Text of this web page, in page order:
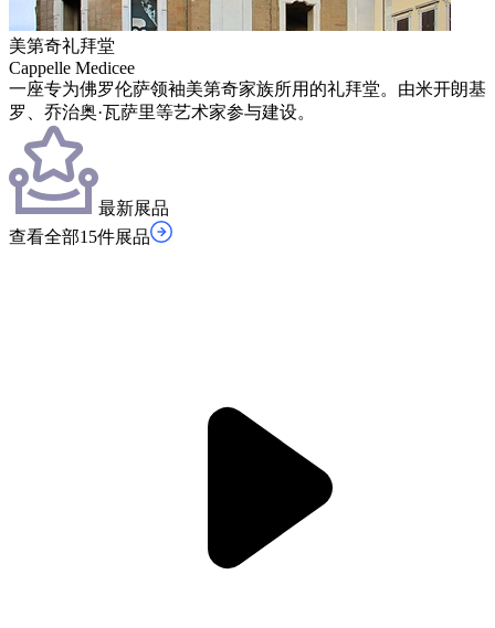
美第奇礼拜堂
Cappelle Medicee
一座专为佛罗伦萨领袖美第奇家族所用的礼拜堂。由米开朗基
罗、乔治奥·瓦萨里等艺术家参与建设。
最新展品
查看全部15件展品